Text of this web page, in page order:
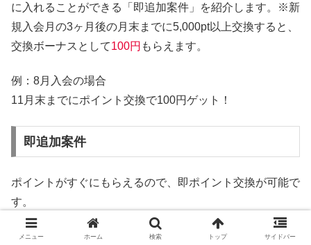
に入れることができる「即追加案件」を紹介します。※新
規入会月の3ヶ月後の月末までに5,000pt以上交換すると、
交換ボーナスとして100円 もらえます。
例：8月入会の場合
11月末までにポイント交換で100円ゲット！
即追加案件
ポイントがすぐにもらえるので、即ポイント交換が可能で
す。
メニュー ホーム 検索 トップ サイドバー